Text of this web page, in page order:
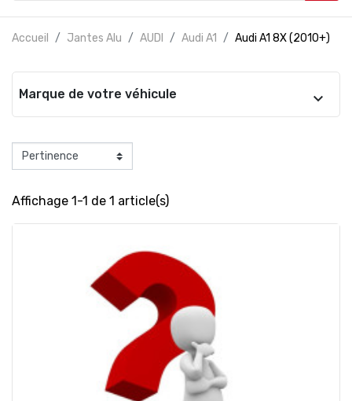
Accueil Jantes Alu AUDI Audi A1 Audi A1 8X (2010+)
Marque de votre véhicule
Affichage 1-1 de 1 article(s)